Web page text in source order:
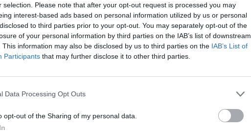
selection. Please note that after your opt-out request is processed you may
interest-based ads based on personal information utilized by us or personal
to third parties prior to your opt-out. You may separately opt-out of the
of your personal information by third parties on the IAB’s list of downstream
This information may also be disclosed by us to third parties on the IAB’s List of
Participants that may further disclose it to other third parties.
Data Processing Opt Outs
opt-out of the Sharing of my personal data.
s odpadem. "Následně se oheň rozšířil na sousední
vozík," uvedl Koláček. Požár likvidovalo sedm
výškovou techniku a dýchací přístroje. "Příčinu požáru
zatím nebyla vyčíslena, ale přesáhne jeden milion